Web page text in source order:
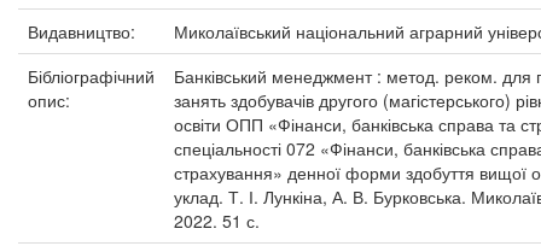
Видавництво:
Миколаївський національний аграрний
Бібліографічний
опис:
Банківський менеджмент : метод. реком. для
занять здобувачів другого (магістерського)
освіти ОПП «Фінанси, банківська справа та
спеціальності 072 «Фінанси, банківська
страхування» денної форми здобуття вищої
уклад. Т. І. Лункіна, А. В. Бурковська.
2022. 51 с.